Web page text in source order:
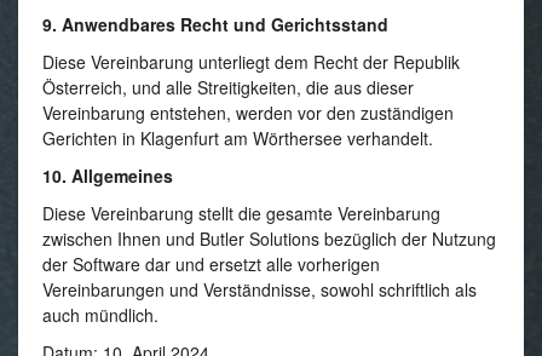
9. Anwendbares Recht und Gerichtsstand
Diese Vereinbarung unterliegt dem Recht der Republik
Österreich, und alle Streitigkeiten, die aus dieser
Vereinbarung entstehen, werden vor den zuständigen
Gerichten in Klagenfurt am Wörthersee verhandelt.
10. Allgemeines
Diese Vereinbarung stellt die gesamte Vereinbarung
zwischen Ihnen und Butler Solutions bezüglich der Nutzung
der Software dar und ersetzt alle vorherigen
Vereinbarungen und Verständnisse, sowohl schriftlich als
auch mündlich.